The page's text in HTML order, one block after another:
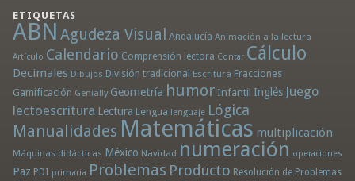
ETIQUETAS
ABN Agudeza Visual Andalucía Animación a la lectura
Artículo Calendario Comprensión lectora Contar Cálculo
Decimales Dibujos División tradicional Escritura Fracciones
Gamificación Genially Geometría humor Infantil Inglés Juego
lectoescritura Lectura Lengua lenguaje Lógica
Manualidades Matemáticas multiplicación
Máquinas didácticas México Navidad numeración operaciones
Paz PDI primaria Problemas Producto Resolución de Problemas